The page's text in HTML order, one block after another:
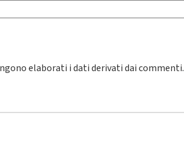
elaborati i dati derivati dai commenti.